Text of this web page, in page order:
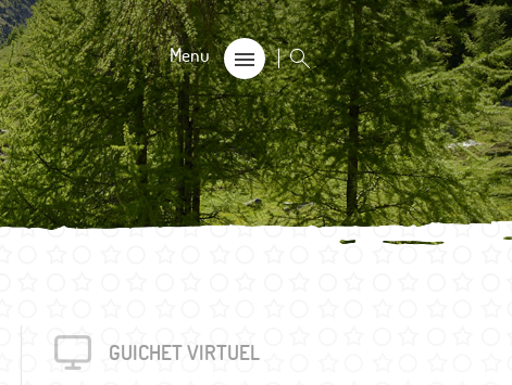
trouvés
GUICHET VIRTUEL